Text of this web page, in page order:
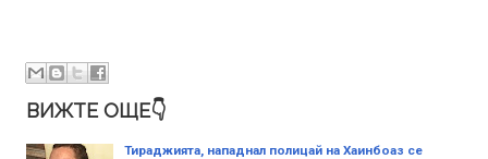
ВИЖТЕ ОЩЕ👇
Тираджията, нападнал полицай на Хаинбоаз се